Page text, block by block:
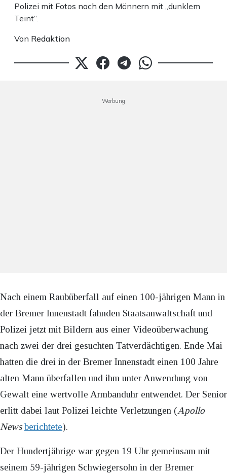
Polizei mit Fotos nach den Männern mit „dunklem
Teint“.
Von Redaktion
Werbung
Nach einem Raubüberfall auf einen 100-jährigen Mann in
der Bremer Innenstadt fahnden Staatsanwaltschaft und
Polizei jetzt mit Bildern aus einer Videoüberwachung
nach zwei der drei gesuchten Tatverdächtigen. Ende Mai
hatten die drei in der Bremer Innenstadt einen 100 Jahre
alten Mann überfallen und ihm unter Anwendung von
Gewalt eine wertvolle Armbanduhr entwendet. Der Senior
erlitt dabei laut Polizei leichte Verletzungen (Apollo
News berichtete).
Der Hundertjährige war gegen 19 Uhr gemeinsam mit
seinem 59-jährigen Schwiegersohn in der Bremer